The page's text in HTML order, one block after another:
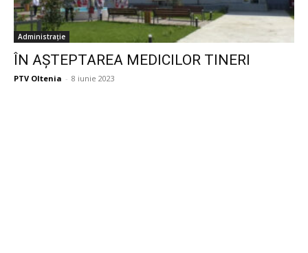
Administrație
ÎN AȘTEPTAREA MEDICILOR TINERI
PTV Oltenia - 8 iunie 2023